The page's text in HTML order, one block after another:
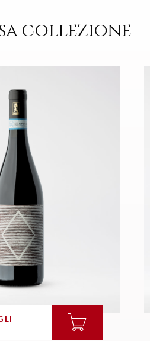
collezione